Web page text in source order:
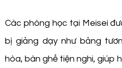
Các phòng học tại Meisei
bị giảng dạy như bảng
hòa, bàn ghế tiện nghi, giúp